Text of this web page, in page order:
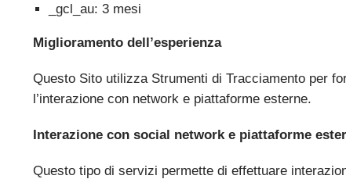
_gcl_au: 3 mesi
Miglioramento dell’esperienza
Questo Sito utilizza Strumenti di Tracciamento per
l’interazione con network e piattaforme esterne.
Interazione con social network e piattaforme
Questo tipo di servizi permette di effettuare